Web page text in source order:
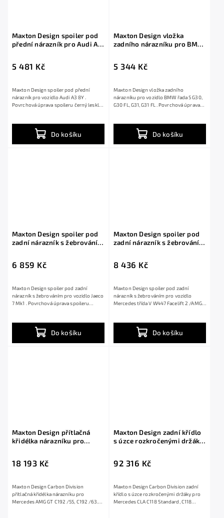
Maxton Design spoiler pod
přední nárazník pro Audi A3
5 481 Kč
Do košíku
Maxton Design spoiler pod přední
nárazník pro vozidlo Audi A3 8Y .
Povrchová úprava spoileru černý lesklý
Maxton Design vložka
zadního nárazníku pro BMW
5 344 Kč
Do košíku
Maxton Design vložka zadního
nárazníku pro vozidlo BMW řada 5 G30,
G30 FL, G31, G31 FL . Povrchová úprava
Maxton Design spoiler pod
zadní nárazník s žebrováním
6 859 Kč
Do košíku
Maxton Design spoiler pod zadní
nárazník s žebrováním pro vozidlo Jaeco
7 Mk1 . Povrchová úprava spoileru
Maxton Design spoiler pod
zadní nárazník s žebrováním
lesklý plast ABS
8 436 Kč
Do košíku
Maxton Design spoiler pod zadní
nárazník s žebrováním pro vozidlo
Mercedes třída V W447 Facelift 2 /AMG-
Maxton Design přítlačná
křidélka nárazníku pro
18 193 Kč
Maxton Design Carbon Division
přítlačná křidélka nárazníku pro
Mercedes AMG GT C192 /55, C192 /63.
Maxton Design zadní křídlo
s úzce rozkročenými držáky
Facelift, pravý karbon
92 316 Kč
Maxton Design Carbon Division zadní
křídlo s úzce rozkročenými držáky pro
Mercedes CLA C118 Standard, C118